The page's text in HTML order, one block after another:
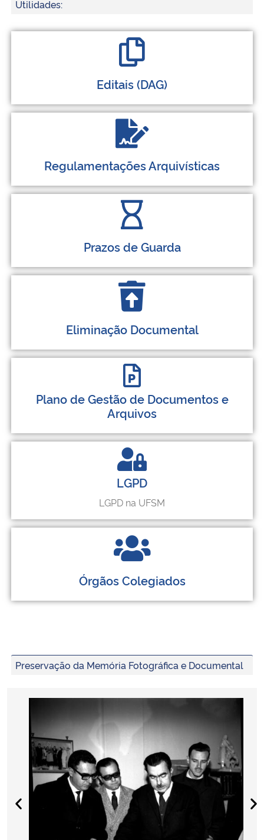
Utilidades:
Editais (DAG)
Regulamentações Arquivísticas
Prazos de Guarda
Eliminação Documental
Plano de Gestão de Documentos e
Arquivos
LGPD
LGPD na UFSM
Órgãos Colegiados
Preservação da Memória Fotográfica e Documental